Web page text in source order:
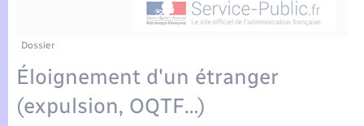
Publications
La Communauté de communes
Organisation d’événement
Sécurité - Prévention
Dossier
Éloignement d'un étranger
(expulsion, OQTF…)